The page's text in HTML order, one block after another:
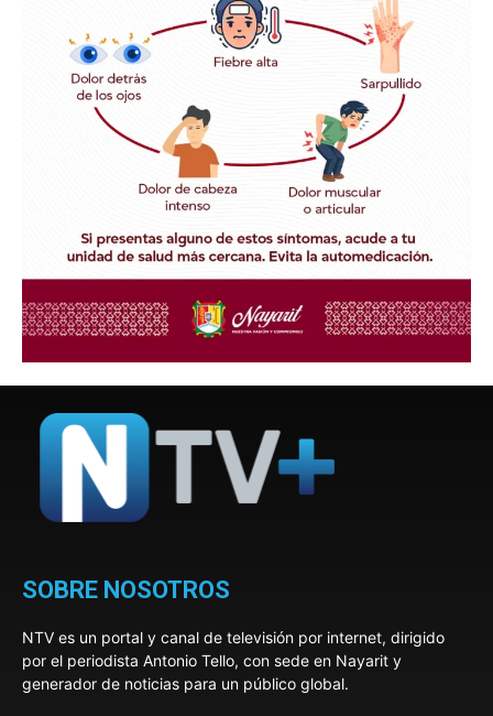
SOBRE NOSOTROS
NTV es un portal y canal de televisión por internet, dirigido
por el periodista Antonio Tello, con sede en Nayarit y
generador de noticias para un público global.